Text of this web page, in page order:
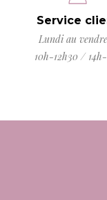
Service
Lundi au
10h-12h30 /